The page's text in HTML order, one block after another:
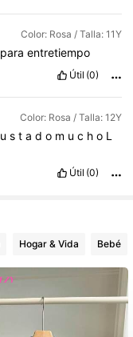
Color: Rosa / Talla: 11Y
para entretiempo
Útil (0)
Color: Rosa / Talla: 12Y
ustado m uc ho L
Útil (0)
Hogar & Vida Bebé